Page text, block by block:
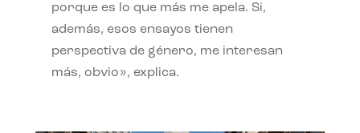
porque es lo que más me apela. Si,
además, esos ensayos tienen
perspectiva de género, me interesan
más, obvio», explica.